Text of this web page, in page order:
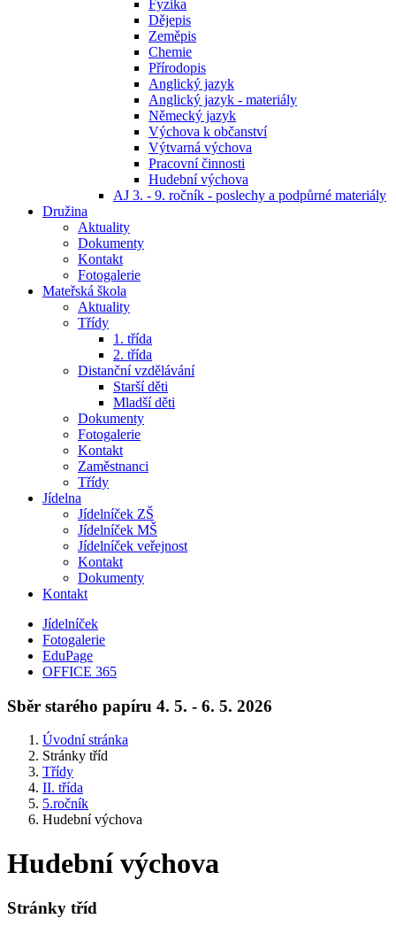
Fyzika
Dějepis
Zeměpis
Chemie
Přírodopis
Anglický jazyk
Anglický jazyk - materiály
Německý jazyk
Výchova k občanství
Výtvarná výchova
Pracovní činnosti
Hudební výchova
AJ 3. - 9. ročník - poslechy a podpůrné materiály
Družina
Aktuality
Dokumenty
Kontakt
Fotogalerie
Mateřská škola
Aktuality
Třídy
1. třída
2. třída
Distanční vzdělávání
Starší děti
Mladší děti
Dokumenty
Fotogalerie
Kontakt
Zaměstnanci
Třídy
Jídelna
Jídelníček ZŠ
Jídelníček MŠ
Jídelníček veřejnost
Kontakt
Dokumenty
Kontakt
Jídelníček
Fotogalerie
EduPage
OFFICE 365
Sběr starého papíru 4. 5. - 6. 5. 2026
Úvodní stránka
Stránky tříd
Třídy
II. třída
5.ročník
Hudební výchova
Hudební výchova
Stránky tříd